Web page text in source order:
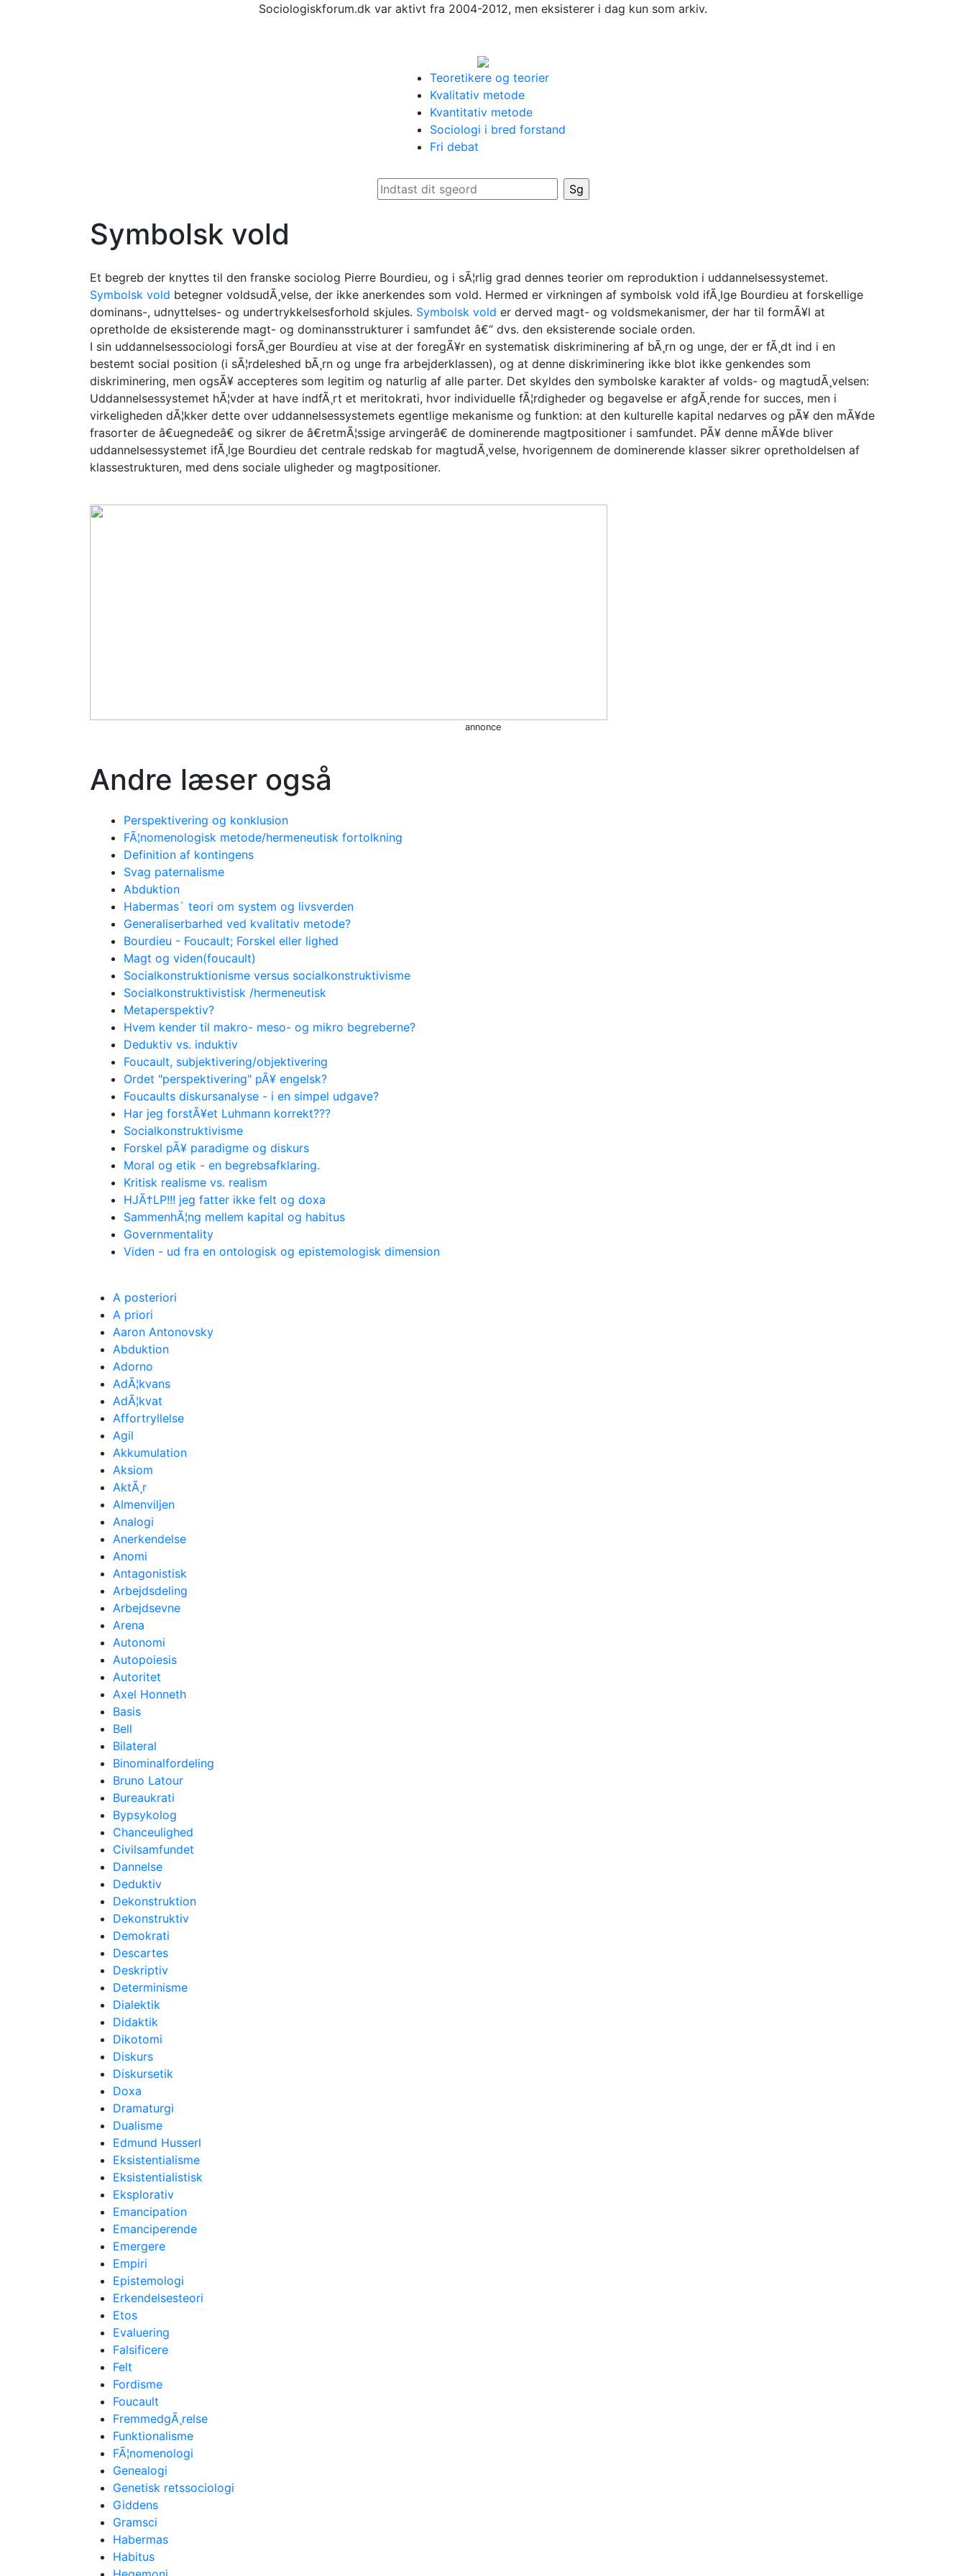
Sociologiskforum.dk var aktivt fra 2004-2012, men eksisterer i dag kun som arkiv.
Teoretikere og teorier
Kvalitativ metode
Kvantitativ metode
Sociologi i bred forstand
Fri debat
Symbolsk vold
Et begreb der knyttes til den franske sociolog Pierre Bourdieu, og i sÃ¦rlig grad dennes teorier om reproduktion i uddannelsessystemet.
Symbolsk vold betegner voldsudÃ¸velse, der ikke anerkendes som vold. Hermed er virkningen af symbolsk vold ifÃ¸lge Bourdieu at forskellige
dominans-, udnyttelses- og undertrykkelsesforhold skjules. Symbolsk vold er derved magt- og voldsmekanismer, der har til formÃ¥l at
opretholde de eksisterende magt- og dominansstrukturer i samfundet â€“ dvs. den eksisterende sociale orden.
I sin uddannelsessociologi forsÃ¸ger Bourdieu at vise at der foregÃ¥r en systematisk diskriminering af bÃ¸rn og unge, der er fÃ¸dt ind i en
bestemt social position (i sÃ¦rdeleshed bÃ¸rn og unge fra arbejderklassen), og at denne diskriminering ikke blot ikke genkendes som
diskriminering, men ogsÃ¥ accepteres som legitim og naturlig af alle parter. Det skyldes den symbolske karakter af volds- og magtudÃ¸velsen:
Uddannelsessystemet hÃ¦vder at have indfÃ¸rt et meritokrati, hvor individuelle fÃ¦rdigheder og begavelse er afgÃ¸rende for succes, men i
virkeligheden dÃ¦kker dette over uddannelsessystemets egentlige mekanisme og funktion: at den kulturelle kapital nedarves og pÃ¥ den mÃ¥de
frasorter de â€uegnedeâ€ og sikrer de â€retmÃ¦ssige arvingerâ€ de dominerende magtpositioner i samfundet. PÃ¥ denne mÃ¥de bliver
uddannelsessystemet ifÃ¸lge Bourdieu det centrale redskab for magtudÃ¸velse, hvorigennem de dominerende klasser sikrer opretholdelsen af
klassestrukturen, med dens sociale uligheder og magtpositioner.
annonce
Andre læser også
Perspektivering og konklusion
FÃ¦nomenologisk metode/hermeneutisk fortolkning
Definition af kontingens
Svag paternalisme
Abduktion
Habermas` teori om system og livsverden
Generaliserbarhed ved kvalitativ metode?
Bourdieu - Foucault; Forskel eller lighed
Magt og viden(foucault)
Socialkonstruktionisme versus socialkonstruktivisme
Socialkonstruktivistisk /hermeneutisk
Metaperspektiv?
Hvem kender til makro- meso- og mikro begreberne?
Deduktiv vs. induktiv
Foucault, subjektivering/objektivering
Ordet "perspektivering" pÃ¥ engelsk?
Foucaults diskursanalyse - i en simpel udgave?
Har jeg forstÃ¥et Luhmann korrekt???
Socialkonstruktivisme
Forskel pÃ¥ paradigme og diskurs
Moral og etik - en begrebsafklaring.
Kritisk realisme vs. realism
HJÃ†LP!!! jeg fatter ikke felt og doxa
SammenhÃ¦ng mellem kapital og habitus
Governmentality
Viden - ud fra en ontologisk og epistemologisk dimension
A posteriori
A priori
Aaron Antonovsky
Abduktion
Adorno
AdÃ¦kvans
AdÃ¦kvat
Affortryllelse
Agil
Akkumulation
Aksiom
AktÃ¸r
Almenviljen
Analogi
Anerkendelse
Anomi
Antagonistisk
Arbejdsdeling
Arbejdsevne
Arena
Autonomi
Autopoiesis
Autoritet
Axel Honneth
Basis
Bell
Bilateral
Binominalfordeling
Bruno Latour
Bureaukrati
Bypsykolog
Chanceulighed
Civilsamfundet
Dannelse
Deduktiv
Dekonstruktion
Dekonstruktiv
Demokrati
Descartes
Deskriptiv
Determinisme
Dialektik
Didaktik
Dikotomi
Diskurs
Diskursetik
Doxa
Dramaturgi
Dualisme
Edmund Husserl
Eksistentialisme
Eksistentialistisk
Eksplorativ
Emancipation
Emanciperende
Emergere
Empiri
Epistemologi
Erkendelsesteori
Etos
Evaluering
Falsificere
Felt
Fordisme
Foucault
FremmedgÃ¸relse
Funktionalisme
FÃ¦nomenologi
Genealogi
Genetisk retssociologi
Giddens
Gramsci
Habermas
Habitus